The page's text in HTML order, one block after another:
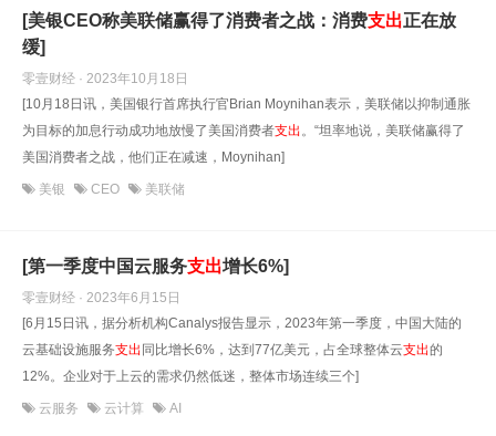
[美银CEO称美联储赢得了消费者之战：消费支出正在放
缓]
零壹财经 · 2023年10月18日
[10月18日讯，美国银行首席执行官Brian Moynihan表示，美联储以抑制通胀
为目标的加息行动成功地放慢了美国消费者支出。“坦率地说，美联储赢得了
美国消费者之战，他们正在减速，Moynihan]
美银 CEO 美联储
[第一季度中国云服务支出增长6%]
零壹财经 · 2023年6月15日
[6月15日讯，据分析机构Canalys报告显示，2023年第一季度，中国大陆的
云基础设施服务支出同比增长6%，达到77亿美元，占全球整体云支出的
12%。企业对于上云的需求仍然低迷，整体市场连续三个]
云服务 云计算 AI